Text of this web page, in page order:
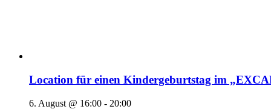
Location für einen Kindergeburtstag im
6. August @ 16:00 - 20:00